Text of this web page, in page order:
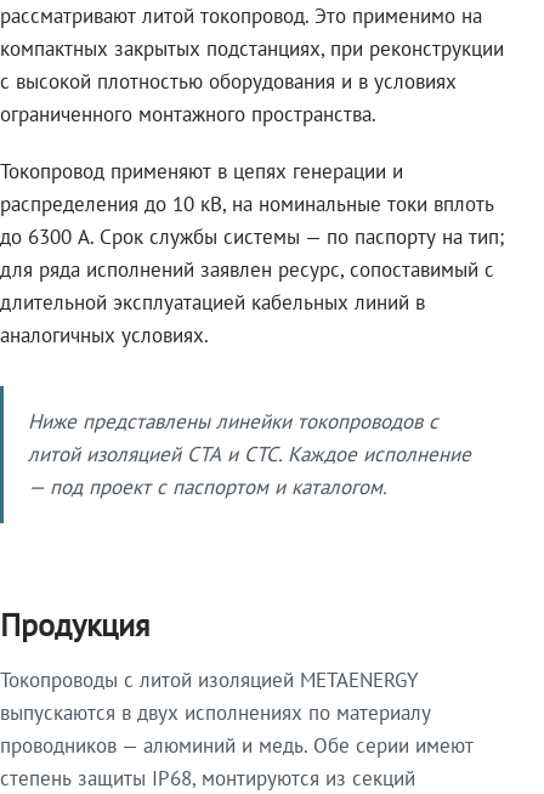
рассматривают литой токопровод. Это применимо на
компактных закрытых подстанциях, при реконструкции
с высокой плотностью оборудования и в условиях
ограниченного монтажного пространства.
Токопровод применяют в цепях генерации и
распределения до 10 кВ, на номинальные токи вплоть
до 6300 А. Срок службы системы — по паспорту на тип;
для ряда исполнений заявлен ресурс, сопоставимый с
длительной эксплуатацией кабельных линий в
аналогичных условиях.
Ниже представлены линейки токопроводов с
литой изоляцией СТА и СТС. Каждое исполнение
— под проект с паспортом и каталогом.
Продукция
Токопроводы с литой изоляцией METAENERGY
выпускаются в двух исполнениях по материалу
проводников — алюминий и медь. Обе серии имеют
степень защиты IP68, монтируются из секций